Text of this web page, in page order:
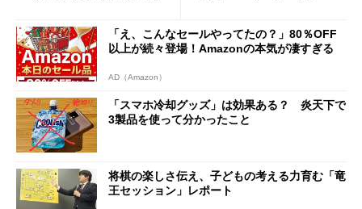
「え、こんなセールやってたの？」80％OFF
以上が続々登場！Amazonの本気が凄すぎる
AD（Amazon）
「スマホ冷却グッズ」は効果ある？ 炎天下で
3製品を使って分かったこと
将棋の楽しさ伝え、子どもの考える力育む「竜
王セッション」レポート